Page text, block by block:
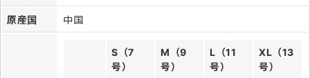
原産国 中国
S（7
号）
M（9
号）
L（11
号）
XL（13
号）